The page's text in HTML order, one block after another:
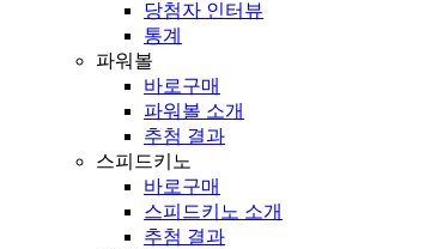
당첨자 인터뷰
통계
파워볼
바로구매
파워볼 소개
추첨 결과
스피드키노
바로구매
스피드키노 소개
추첨 결과